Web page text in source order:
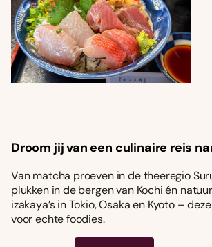
Droom jij van een culinaire reis
Van matcha proeven in de theeregio
plukken in de bergen van Kochi én
izakaya’s in Tokio, Osaka en Kyoto –
voor echte foodies.